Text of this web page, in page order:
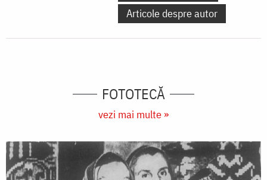
Articole despre autor
FOTOTECĂ
vezi mai multe »